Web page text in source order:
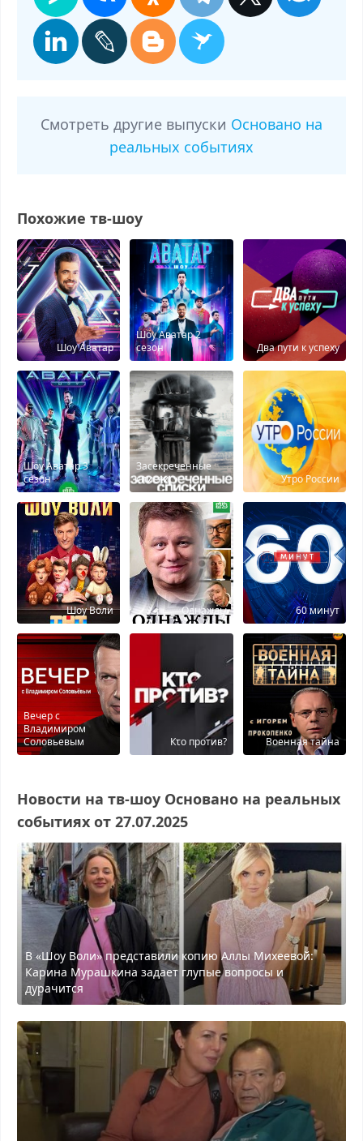
Смотреть другие выпуски Основано на
реальных событиях
Похожие тв-шоу
Шоу Аватар
Шоу Аватар 2
сезон
Два пути к успеху
Шоу Аватар 3
сезон
Засекреченные
списки
Утро России
Шоу Воли Однажды 60 минут
Вечер с
Владимиром
Соловьевым
Кτо против? Военная тайна
Новости на тв-шоу Основано на реальных
событиях от 27.07.2025
В «Шоу Воли» представили копию Аллы Михеевой:
Карина Мурашкина задает глупые вопросы и
дурачится